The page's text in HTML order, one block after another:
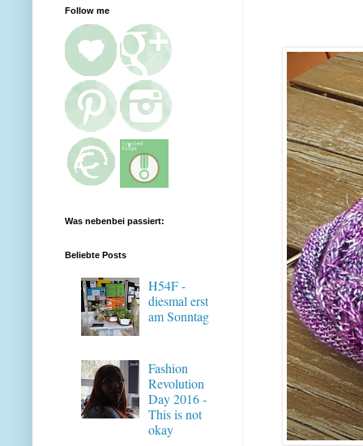
Follow me
Was nebenbei passiert:
Beliebte Posts
H54F -
diesmal erst
am Sonntag
Fashion
Revolution
Day 2016 -
This is not
okay